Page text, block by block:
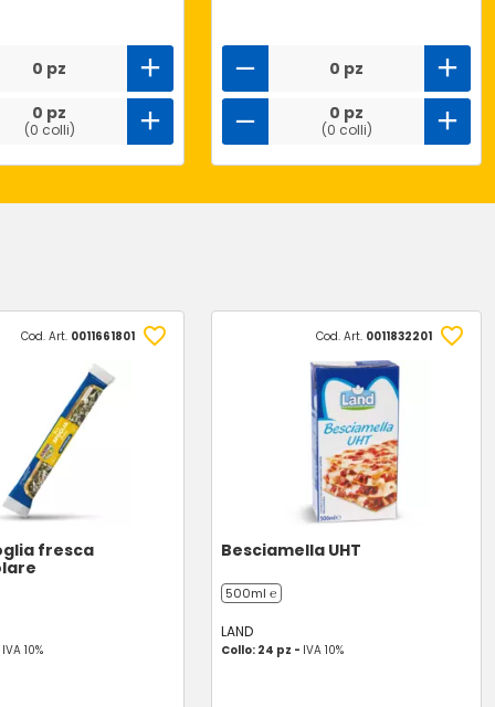
0 pz
0 pz
(0 colli)
0 pz
0 pz
(0 colli)
Cod. Art. 0011661801
fresca
IVA 10%
Cod. Art. 0011832201
Besciamella UHT
500ml ℮
LAND
Collo: 24 pz - IVA 10%